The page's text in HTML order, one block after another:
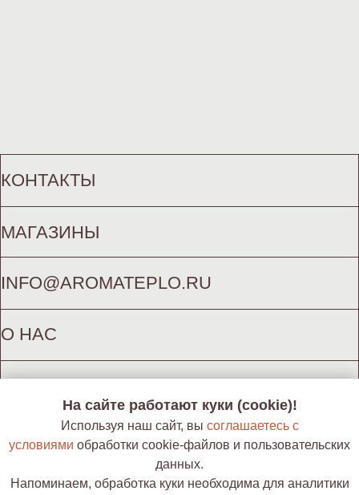
КАК СДЕЛАТЬ ЗАКАЗ
О НАС
ЦВЕТОВАЯ ПАЛИТРА
ИП ГОРОХ К. А. (ИНН 772625877850)
На сайте работают куки (cookie)!
Используя наш сайт, вы соглашаетесь с
условиями обработки cookie-файлов и пользовательских
данных.
Напоминаем, обработка куки необходима для аналитики